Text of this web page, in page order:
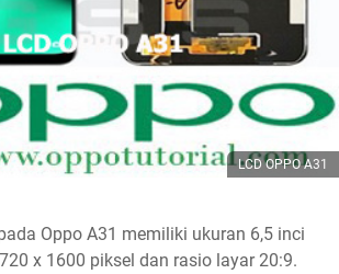
LCD OPPO A31
Oppo A31 memiliki ukuran 6,5 inci
x 1600 piksel dan rasio layar 20:9.